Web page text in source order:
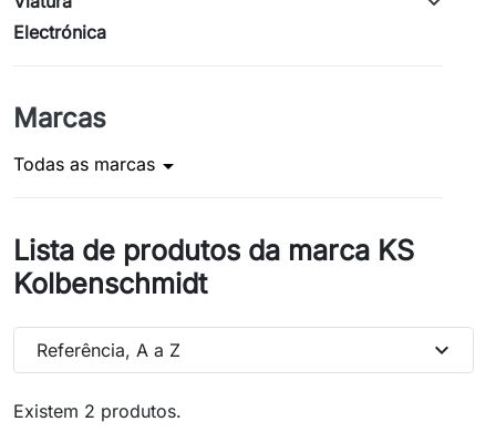
Electrónica
Marcas
Todas as marcas arrow_drop_down
Lista de produtos da marca KS
Kolbenschmidt
Existem 2 produtos.
Referência, A a Z expand_more